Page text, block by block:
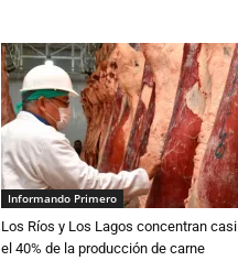
Informando Primero
Los Ríos y Los Lagos concentran casi
el 40% de la producción de carne